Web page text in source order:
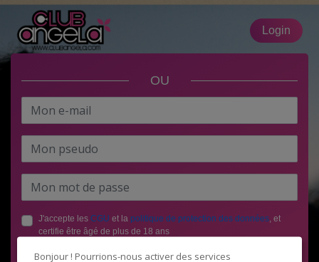
Login
OU
J'accepte les CGU et la politique de protection des données, et
certifie être âgé de plus de 18 ans
Bonjour ! Pourrions-nous activer des services